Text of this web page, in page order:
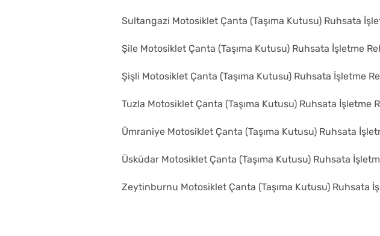
Sultangazi Motosiklet Çanta (Taşıma Kutusu) Ruhsata
Şile Motosiklet Çanta (Taşıma Kutusu) Ruhsata İşletme
Şişli Motosiklet Çanta (Taşıma Kutusu) Ruhsata İşletme
Tuzla Motosiklet Çanta (Taşıma Kutusu) Ruhsata İşletme
Ümraniye Motosiklet Çanta (Taşıma Kutusu) Ruhsata
Üsküdar Motosiklet Çanta (Taşıma Kutusu) Ruhsata
Zeytinburnu Motosiklet Çanta (Taşıma Kutusu) Ruhsata